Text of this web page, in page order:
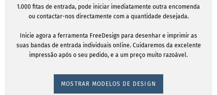
1.000 fitas de entrada, pode iniciar imediatamente outra encomenda
ou contactar-nos directamente com a quantidade desejada.
Inicie agora a ferramenta FreeDesign para desenhar e imprimir as
suas bandas de entrada individuais online. Cuidaremos da excelente
impressão após o seu pedido, e a um preço muito razoável.
MOSTRAR MODELOS DE DESIGN